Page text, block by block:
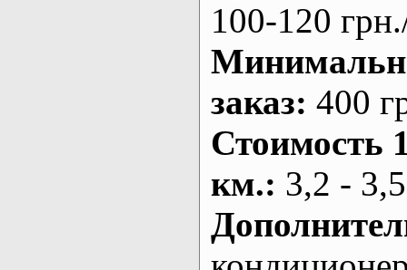
100-120
заказ: 400
Стоимость
км.: 3,2 -